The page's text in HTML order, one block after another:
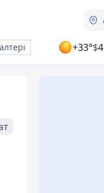
+33°$